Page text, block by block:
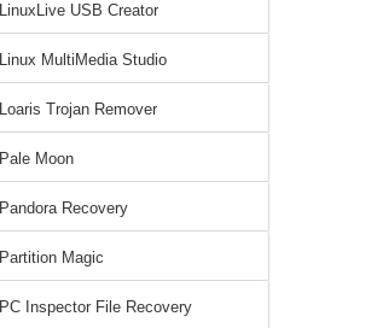
LinuxLive USB Creator
Linux MultiMedia Studio
Loaris Trojan Remover
Pale Moon
Pandora Recovery
Partition Magic
PC Inspector File Recovery